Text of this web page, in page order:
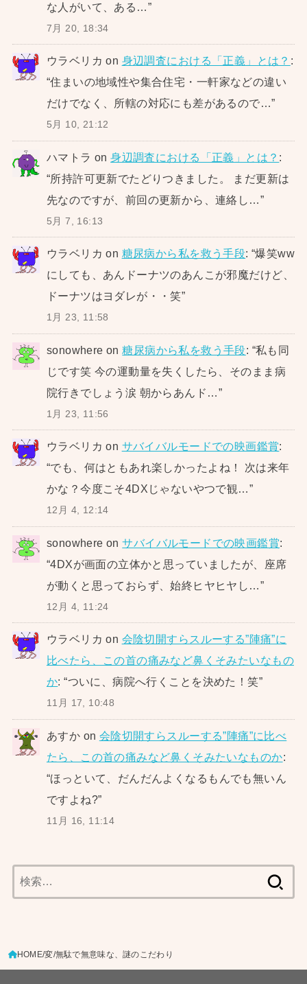
な人がいて、ある…”
7月 20, 18:34
ウラベリカ on 身辺調査における「正義」とは？ :
“住まいの地域性や集合住宅・一軒家などの違い
だけでなく、所轄の対応にも差があるので…”
5月 10, 21:12
ハマトラ on身辺調査における「正義」とは？ :
“所持許可更新でたどりつきました。 まだ更新は
先なのですが、前回の更新から、連絡し…”
5月 7, 16:13
ウラベリカ on 糖尿病から私を救う手段: “爆笑ww
にしても、あんドーナツのあんこが邪魔だけど、
ドーナツはヨダレが・・笑”
1月 23, 11:58
sonowhere on糖尿病から私を救う手段: “私も同
じです笑 今の運動量を失くしたら、そのまま病
院行きでしょう涙 朝からあんド…”
1月 23, 11:56
ウラベリカ on サバイバルモードでの映画鑑賞:
“でも、何はともあれ楽しかったよね！ 次は来年
かな？今度こそ4DXじゃないやつで観…”
12月 4, 12:14
sonowhere onサバイバルモードでの映画鑑賞:
“4DXが画面の立体かと思っていましたが、座席
が動くと思っておらず、始終ヒヤヒヤし…”
12月 4, 11:24
ウラベリカ on 会陰切開すらスルーする”陣痛”に
比べたら、この首の痛みなど鼻くそみたいなもの
か: “ついに、病院へ行くことを決めた！笑”
11月 17, 10:48
あすか on 会陰切開すらスルーする”陣痛”に比べ
たら、この首の痛みなど鼻くそみたいなものか:
“ほっといて、だんだんよくなるもんでも無いん
ですよね?”
11月 16, 11:14
索:
HOME 変 無駄で無意味な、謎のこだわり